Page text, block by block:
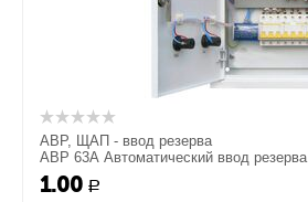
АВР, ЩАП - ввод резерва
АВР 63А Автоматический ввод резерва
1.00 Р